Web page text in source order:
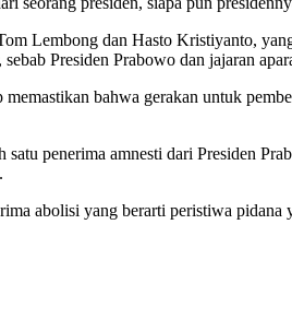
Lembong dan Hasto Kristiyanto,
Presiden Prabowo dan jajaran
bahwa gerakan untuk
satu penerima amnesti dari Presiden
abolisi yang berarti peristiwa